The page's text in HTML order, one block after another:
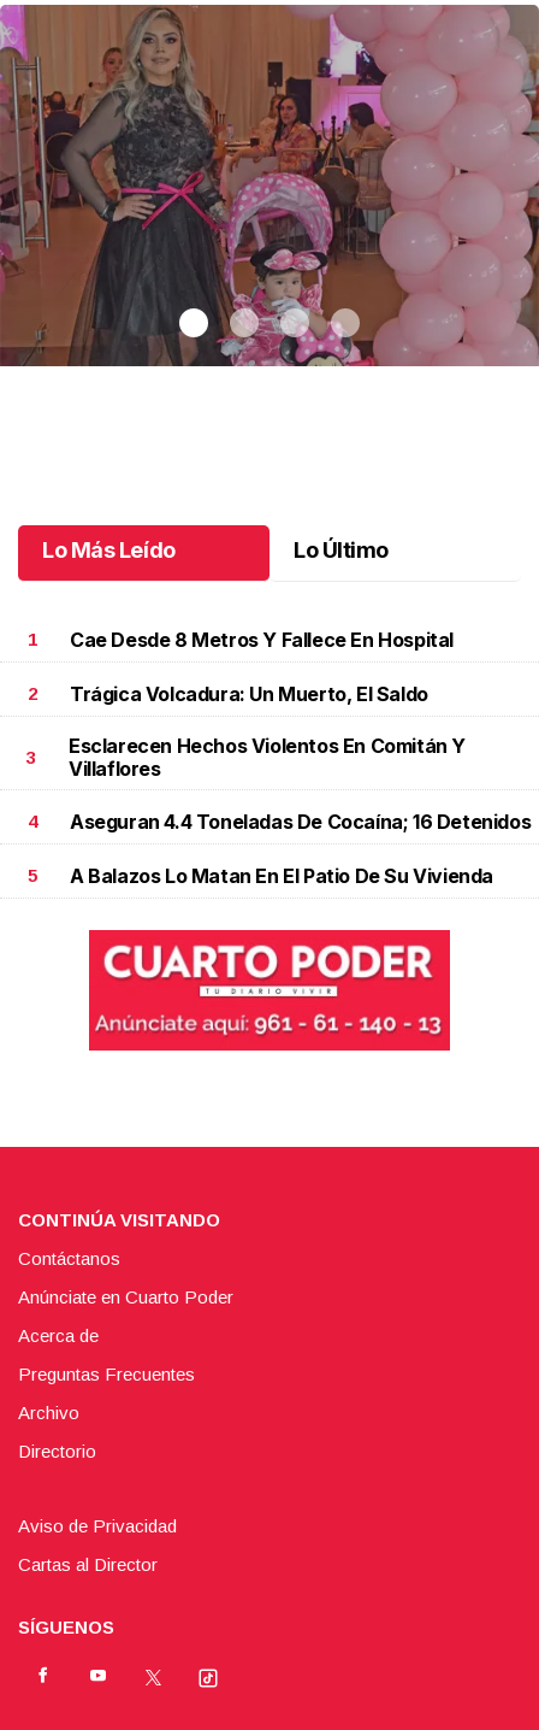
Lo Más Leído Lo Último
1 Cae Desde 8 Metros Y Fallece En Hospital
2 Trágica Volcadura: Un Muerto, El Saldo
3
Esclarecen Hechos Violentos En Comitán Y
Villaflores
4 Aseguran 4.4 Toneladas De Cocaína; 16 Detenidos
5 A Balazos Lo Matan En El Patio De Su Vivienda
CONTINÚA VISITANDO
Contáctanos
Anúnciate en Cuarto Poder
Acerca de
Preguntas Frecuentes
Archivo
Directorio
Aviso de Privacidad
Cartas al Director
SÍGUENOS